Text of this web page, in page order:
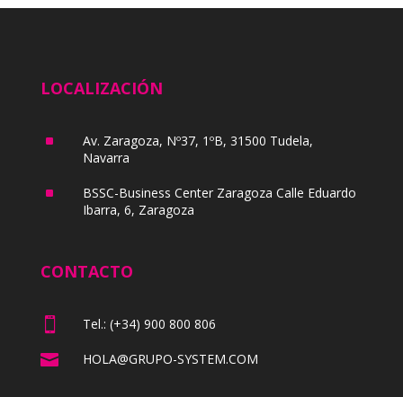
LOCALIZACIÓN
^
Av. Zaragoza, Nº37, 1ºB, 31500 Tudela,
Navarra
^
BSSC-Business Center Zaragoza Calle Eduardo
Ibarra, 6, Zaragoza
CONTACTO
 Tel.: (+34) 900 800 806
 HOLA@GRUPO-SYSTEM.COM